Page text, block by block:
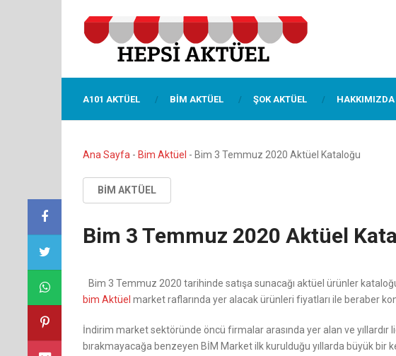
A101 AKTÜEL BIM AKTÜEL ŞOK AKTÜEL HAKKIMIZDA
Ana Sayfa - Bim Aktüel - Bim 3 Temmuz 2020 Aktüel Kataloğu
BIM AKTÜEL
Bim 3 Temmuz 2020 Aktüel
Bim 3 Temmuz 2020 tarihinde satışa sunacağı aktüel ürünler
bim Aktüel market raflarında yer alacak ürünleri fiyatları ile beraber
İndirim market sektöründe öncü firmalar arasında yer alan ve
bırakmayacağa benzeyen BİM Market ilk kurulduğu yıllarda büyük bir